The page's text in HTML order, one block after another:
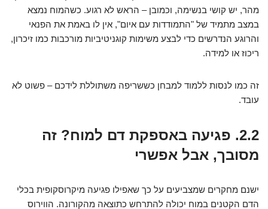
מהר, יש קושי בנשימה, וכמובן – הראש לא רגוע. כשהמוח נמצא
במצב מתמיד של "התמודדות עם איום", אין לו באמת את הפנאי
והרוגע הנדרשים כדי לבצע משימות קוגניטיביות מורכבות כמו זיכרון,
ריכוז או למידה.
זה כמו לנסות ללמוד למבחן כששריפה משתוללת לידכם – פשוט לא
עובד.
2.2. פגיעה באספקת דם למוח? זה
מסובך, אבל אפשרי
ישנם מחקרים שמצביעים על כך שאפילו פגיעה מיקרוסקופית בכלי
הדם הקטנים במוח יכולה להתרחש כתוצאה מהקורונה. הווירוס